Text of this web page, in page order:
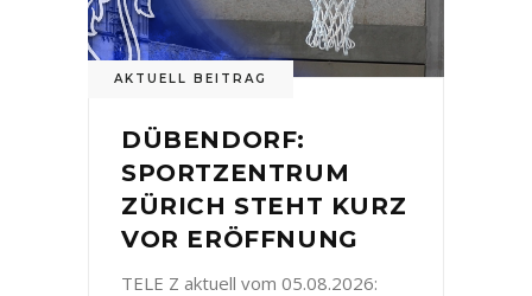
AKTUELL BEITRAG
DÜBENDORF:
SPORTZENTRUM
ZÜRICH STEHT KURZ
VOR ERÖFFNUNG
TELE Z aktuell vom 05.08.2026: